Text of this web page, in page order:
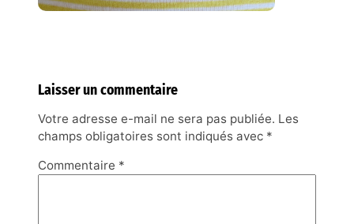
Laisser un commentaire
Votre adresse e-mail ne sera pas publiée. Les
champs obligatoires sont indiqués avec *
Commentaire *